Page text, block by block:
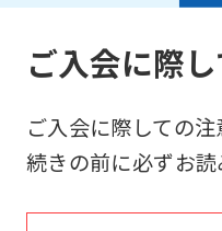
ご入会に際
ご入会に際しての
続きの前に必ずお読